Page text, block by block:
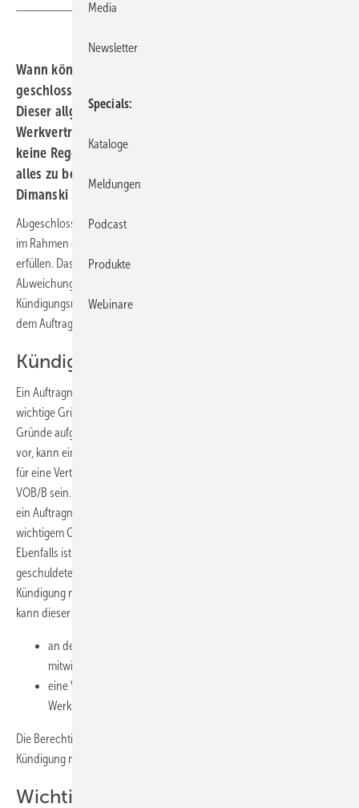
Wann können Auftragnehmer kündigen
geschlossene Verträge müssen eingehalten werden.
Dieser allgemeine Rechtsgrundsatz gilt auch im
Werkvertrags- und Baurecht. Aber auch hier gibt es
keine Regel ohne Ausnahmen. Welche das sind und was
alles zu beachten ist, erläutert Dr. jur. Hans-Michael
Dimanski in diesem Beitrag.
Abgeschlossene Verträge sind einzuhalten. Die Vertragsparteien sind
im Rahmen der Zumutbarkeit verpflichtet, abgeschlossene Verträge zu
erfüllen. Das ist der Grundsatz. Davon gibt es aber eben auch
Abweichungen. Während ein Auftraggeber relativ weitreichende
Kündigungsmöglichkeiten nach Abschluss eines Vertrages hat, steht
dem Auftragnehmer nur in Ausnahmefällen ein Kündigungsrecht zu.
Kündigungsvoraussetzungen
Ein Auftragnehmer kann nur außerordentlich kündigen. Dafür müssen
wichtige Gründe vorliegen. Im § 9 Abs. 1 der VOB/B sind solche
Gründe aufgeführt. Liegen solche Kündigungsvoraussetzungen nicht
vor, kann eine Drohgebärde des Auftragnehmers selbst einen Grund
für eine Vertragsverletzung und eine Kündigung dann nach § 8 Abs. 3
VOB/B sein. Nach dem reformierten Vertragsrecht im BGB 2018 kann
ein Auftragnehmer den Bauvertrag nach § 648a Abs. 1 BGB aus
wichtigem Grund ohne Einhaltung einer Kündigungsfrist kündigen.
Ebenfalls ist eine Teilkündigung eines abgrenzbaren Teils des
geschuldeten Werks möglich. Nach § 650h BGB ist eine schriftliche
Kündigung nötig. Bei einer Kündigung durch den Bauunternehmer
kann dieser verlangen, dass die andere Vertragspartei
an der gemeinsamen Feststellung des Leistungsstandes
mitwirkt und
eine Vergütung für den bis zur Kündigung erbrachten Teils des
Werks leistet.
Die Berechtigung, Schadenersatz zu verlangen, wird durch die
Kündigung nicht ausgeschlossen.
Wichtige Gründe
Media
Newsletter
Specials
Kataloge
Meldungen
Podcast
Produkte
Webinare